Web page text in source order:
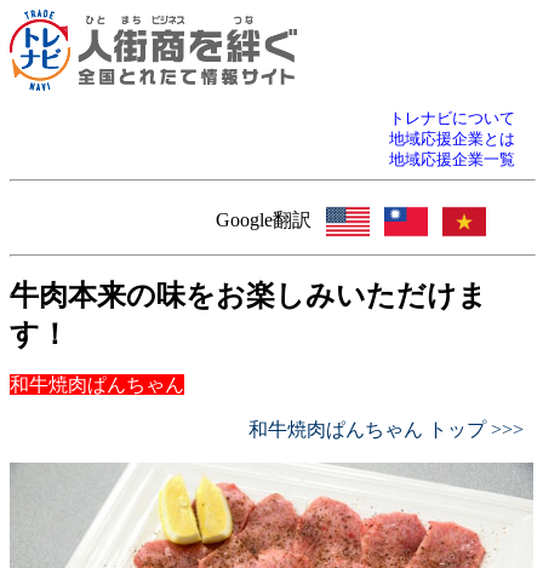
トレナビについて
地域応援企業とは
地域応援企業一覧
Google翻訳
牛肉本来の味をお楽しみいただけま
す！
和牛焼肉ぱんちゃん
和牛焼肉ぱんちゃん トップ >>>